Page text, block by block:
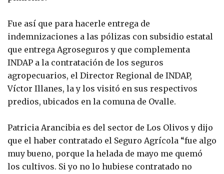
Fue así que para hacerle entrega de
indemnizaciones a las pólizas con subsidio estatal
que entrega Agroseguros y que complementa
INDAP a la contratación de los seguros
agropecuarios, el Director Regional de INDAP,
Víctor Illanes, la y los visitó en sus respectivos
predios, ubicados en la comuna de Ovalle.
Patricia Arancibia es del sector de Los Olivos y dijo
que el haber contratado el Seguro Agrícola “fue algo
muy bueno, porque la helada de mayo me quemó
los cultivos. Si yo no lo hubiese contratado no